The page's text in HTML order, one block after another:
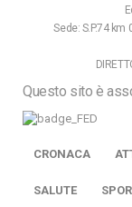
Sede: S.P.74 km
Questo sito è
CRONACA
SALUTE